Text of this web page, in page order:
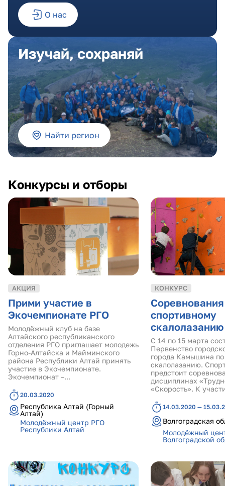
О нас
Изучай, сохраняй
Найти регион
Конкурсы и отборы
АКЦИЯ
Прими участие в
Экочемпионате РГО
Молодёжный клуб на базе
Алтайского республиканского
отделения РГО приглашает молодежь
Горно-Алтайска и Майминского
района Республики Алтай принять
участие в Экочемпионате.
Экочемпионат –...
20.03.2020
Республика Алтай (Горный
Алтай)
Молодёжный центр РГО
Республики Алтай
КОНКУРС
спортивному
скалолазанию
С 14 по 15 марта
Первенство
города Камышина
скалолазанию.
предстоит
дисциплинах
«Скорость». К
14.03.2020 —
Волгоградская
Молодёжный
Волгоградской